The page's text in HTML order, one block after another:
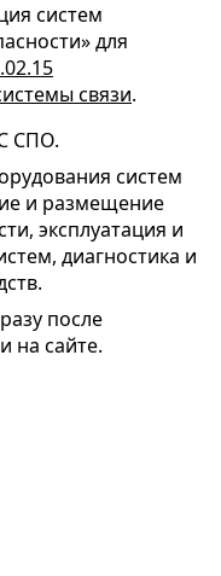
систем
для
связи.
СПО.
систем
и размещение
эксплуатация и
диагностика и
после
на сайте.